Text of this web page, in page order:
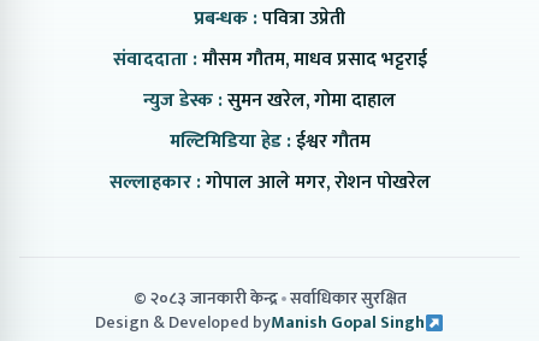
प्रबन्धक :पवित्रा उप्रेती
संवाददाता :मौसम गौतम, माधव प्रसाद भट्टराई
न्युज डेस्क :सुमन खरेल, गोमा दाहाल
मल्टिमिडिया हेड :ईश्वर गौतम
सल्लाहकार :गोपाल आले मगर, रोशन पोखरेल
© २०८३ जानकारी केन्द्र सर्वाधिकार सुरक्षित
Design & Developed byManish Gopal Singh